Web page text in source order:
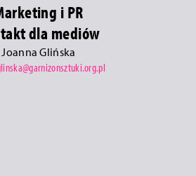
i PR
dla mediów
Joanna Glińska